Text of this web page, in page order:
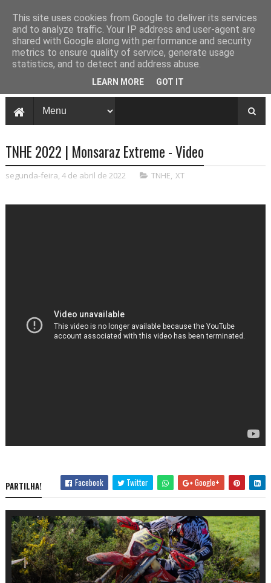
TNHE 2022 | Monsaraz Extreme - Video
segunda-feira, 4 de abril de 2022 TNHE XT
PARTILHA! Facebook Twitter Google+
This site uses cookies from Google to deliver its services
and to analyze traffic. Your IP address and user-agent are
shared with Google along with performance and security
metrics to ensure quality of service, generate usage
statistics, and to detect and address abuse.
LEARN MORE GOT IT